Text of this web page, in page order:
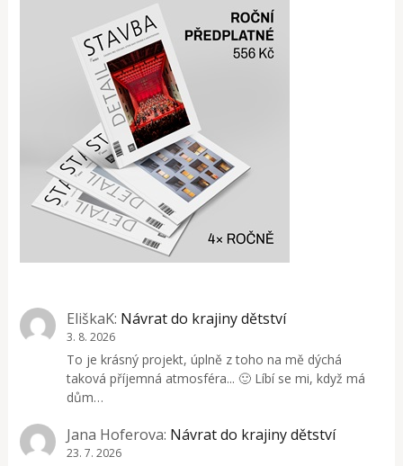
EliškaK: Návrat do krajiny dětství
3. 8. 2026
To je krásný projekt, úplně z toho na mě dýchá
taková příjemná atmosféra... 🙂 Líbí se mi, když má
dům…
Jana Hoferova: Návrat do krajiny dětství
23. 7. 2026